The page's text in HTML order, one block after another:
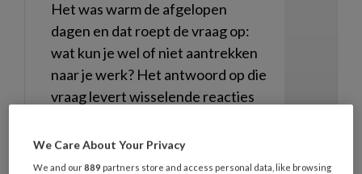
Het was warm de afgelopen
dagen en dat roept de vraag op:
wat kun je wel of niet aantrekken
naar je werk? Het antwoord op die
vraag levert wisselende reacties
kan prima vindt de ander. Als het
maar professioneel is. Maar ja, wat
We Care About Your Privacy
We and our889 partners store and access personal data, like browsing